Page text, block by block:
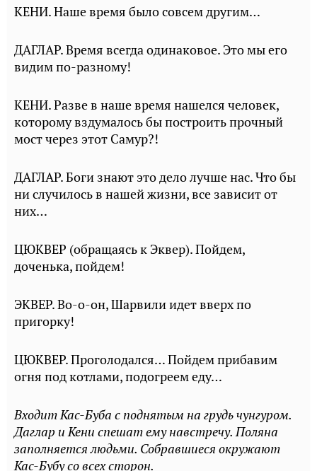
КЕНИ. Наше время было совсем другим…
ДАГЛАР. Время всегда одинаковое. Это мы его
видим по-разному!
КЕНИ. Разве в наше время нашелся человек,
которому вздумалось бы построить прочный
мост через этот Самур?!
ДАГЛАР. Боги знают это дело лучше нас. Что бы
ни случилось в нашей жизни, все зависит от
них…
ЦЮКВЕР (обращаясь к Эквер). Пойдем,
доченька, пойдем!
ЭКВЕР. Во-о-он, Шарвили идет вверх по
пригорку!
ЦЮКВЕР. Проголодался… Пойдем прибавим
огня под котлами, подогреем еду…
Входит Кас-Буба с поднятым на грудь чунгуром.
Даглар и Кени спешат ему навстречу. Поляна
заполняется людьми. Собравшиеся окружают
Кас-Бубу со всех сторон.